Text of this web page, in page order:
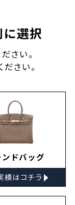
選択
さい。
ださい。
ンドバッグ
績はコチラ ▸